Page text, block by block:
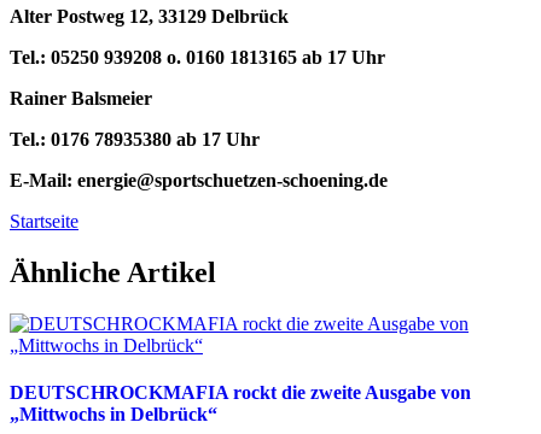
Alter Postweg 12, 33129 Delbrück
Tel.: 05250 939208 o. 0160 1813165 ab 17 Uhr
Rainer Balsmeier
Tel.: 0176 78935380 ab 17 Uhr
E-Mail: energie@sportschuetzen-schoening.de
Startseite
Ähnliche Artikel
DEUTSCHROCKMAFIA rockt die zweite Ausgabe von
„Mittwochs in Delbrück“